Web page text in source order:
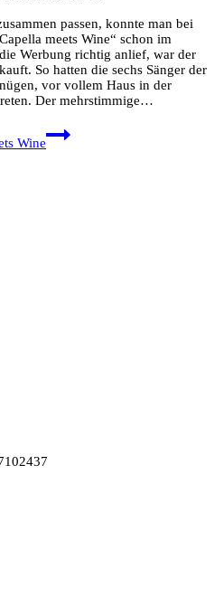
passen, konnte man bei
meets Wine“ schon im
Werbung richtig anlief, war der
So hatten die sechs Sänger der
vor vollem Haus in der
Der mehrstimmige…
Wine